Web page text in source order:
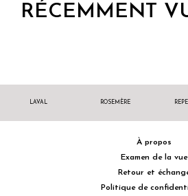
RÉCEMMENT
LAVAL ROSEMÈRE
À propos
Examen de la vue
Retour et
Politique de